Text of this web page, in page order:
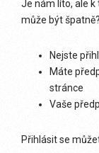
Je nám líto, ale
může být špatně?
Nejste
Máte
stránce
Vaše
Přihlásit se